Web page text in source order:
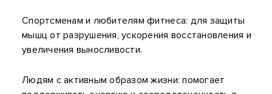
Спортсменам и любителям фитнеса: для защиты
мышц от разрушения, ускорения восстановления и
увеличения выносливости.
Людям с активным образом жизни: помогает